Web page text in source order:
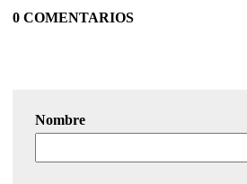
0 COMENTARIOS
Nombre